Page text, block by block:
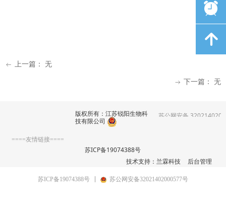
ꂃ 上一篇： 无
ꁹ 下一篇： 无
版权所有：江苏锐阳生物科
技有限公司
苏公网安备
苏ICP备19074388号
技术支持：兰霖科技
后台管理
====友情链接====
苏ICP备19074388号 苏公网安备32021402000577号
뀥
녕